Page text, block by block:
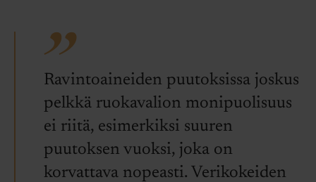
Ravintoaineiden puutoksissa joskus
pelkkä ruokavalion monipuolisuus
ei riitä, esimerkiksi suuren
puutoksen vuoksi, joka on
korvattava nopeasti. Verikokeiden